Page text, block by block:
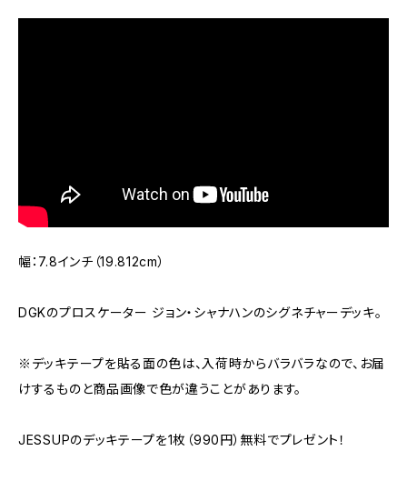
幅：7.8インチ（19.812cm）
DGKのプロスケーター ジョン・シャナハンのシグネチャーデッキ。
※デッキテープを貼る面の色は、入荷時からバラバラなので、お届
けするものと商品画像で色が違うことがあります。
JESSUPのデッキテープを1枚（990円）無料でプレゼント！